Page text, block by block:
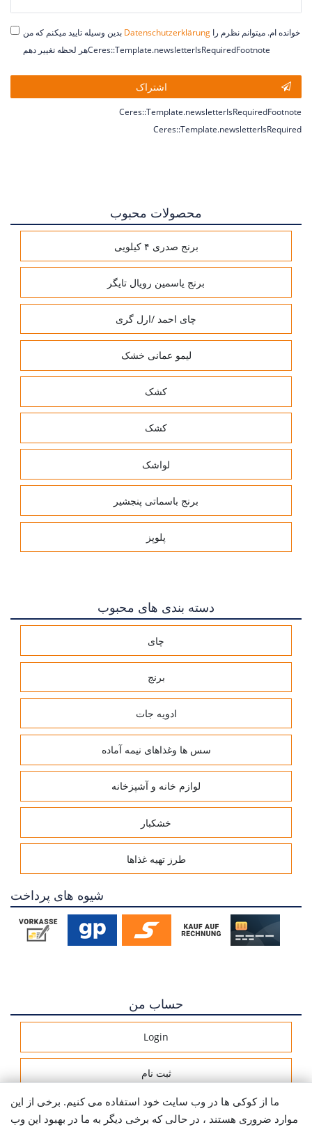
بدین وسیله تایید میکنم که من Daten­schutz­erklärungخوانده ام. میتوانم نظرم را
هر لحظه تغییر دهمCeres::Template.newsletterIsRequiredFootnote
اشتراک
Ceres::Template.newsletterIsRequiredFootnote
Ceres::Template.newsletterIsRequired
محصولات محبوب
برنج صدری ۴ کیلویی
برنج یاسمین رویال تایگر
چای احمد /ارل گری
لیمو عمانی خشک
کشک
کشک
لواشک
برنج باسماتی پنجشیر
پلوپز
دسته بندی های محبوب
چای
برنج
ادویه جات
سس ها وغذاهای نیمه آماده
لوازم خانه و آشپزخانه
خشکبار
طرز تهیه غذاها
شیوه های پرداخت
حساب من
Login
ثبت نام
اطلاعات ارسال
ما از کوکی ها در وب سایت خود استفاده می کنیم. برخی از این
موارد ضروری هستند ، در حالی که برخی دیگر به ما در بهبود این وب